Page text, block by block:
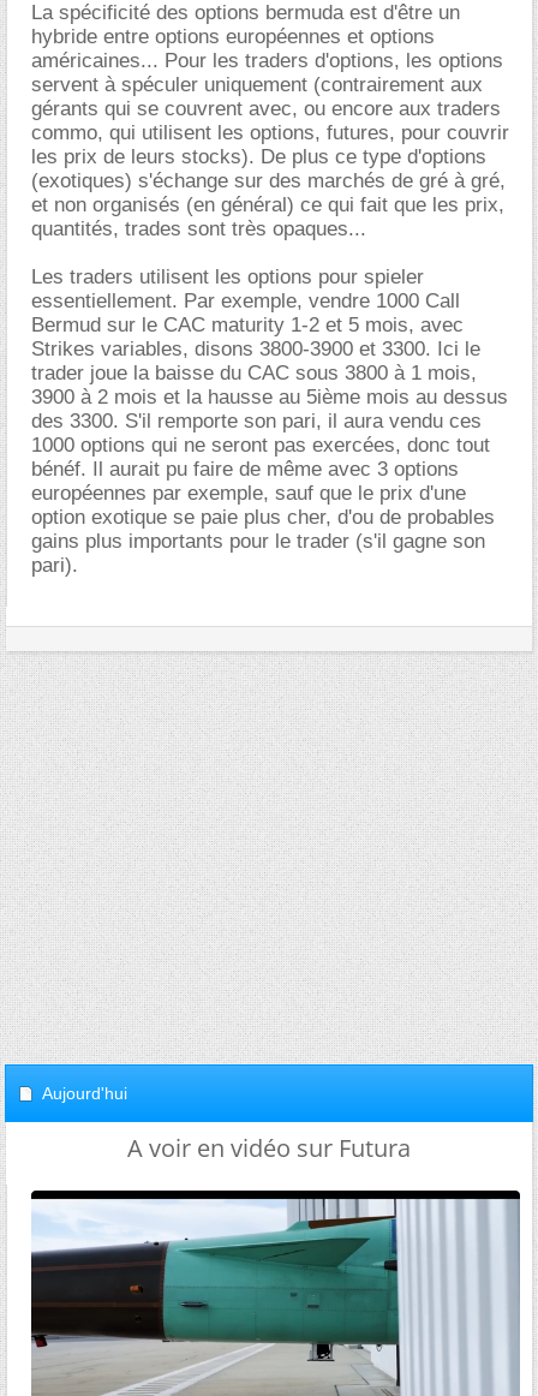
La spécificité des options bermuda est d'être un
hybride entre options européennes et options
américaines... Pour les traders d'options, les options
servent à spéculer uniquement (contrairement aux
gérants qui se couvrent avec, ou encore aux traders
commo, qui utilisent les options, futures, pour couvrir
les prix de leurs stocks). De plus ce type d'options
(exotiques) s'échange sur des marchés de gré à gré,
et non organisés (en général) ce qui fait que les prix,
quantités, trades sont très opaques...
Les traders utilisent les options pour spieler
essentiellement. Par exemple, vendre 1000 Call
Bermud sur le CAC maturity 1-2 et 5 mois, avec
Strikes variables, disons 3800-3900 et 3300. Ici le
trader joue la baisse du CAC sous 3800 à 1 mois,
3900 à 2 mois et la hausse au 5ième mois au dessus
des 3300. S'il remporte son pari, il aura vendu ces
1000 options qui ne seront pas exercées, donc tout
bénéf. Il aurait pu faire de même avec 3 options
européennes par exemple, sauf que le prix d'une
option exotique se paie plus cher, d'ou de probables
gains plus importants pour le trader (s'il gagne son
pari).
Aujourd'hui
A voir en vidéo sur Futura